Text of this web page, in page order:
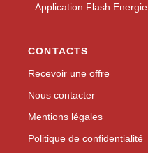
Application Flash Energie
CONTACTS
Recevoir une offre
Nous contacter
Mentions légales
Politique de confidentialité